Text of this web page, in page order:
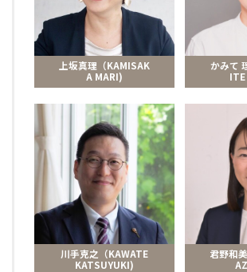
上坂真理（KAMISAK
A MARI)
かみて
川手克之（KAWATE
KATSUYUKI)
君野和